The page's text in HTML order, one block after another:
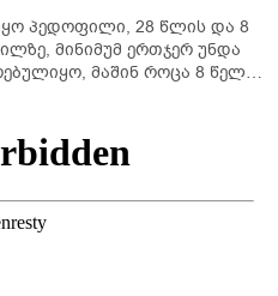
პედოფილი, 28 წლის და 8
მინიმუმ ერთჯერ უნდა
მაშინ როცა 8 წელი
მოსწავლეებს! - იპოვონ ერთი
- ეკა კუპატაძე